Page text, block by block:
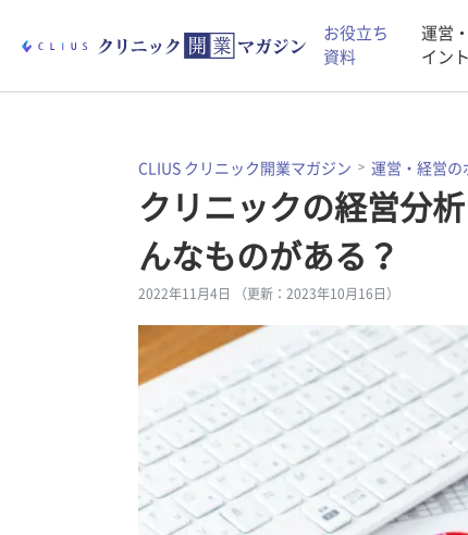
お役立ち
資料
運営
イント
CLIUS クリニック開業マガジン 運営・経営の
クリニックの経営分
んなものがある？
2022年11月4日 （更新：2023年10月16日）